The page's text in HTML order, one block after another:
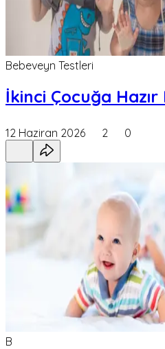
Bebeveyn Testleri
İkinci Çocuğa Hazır
12 Haziran 2026 2 0
B